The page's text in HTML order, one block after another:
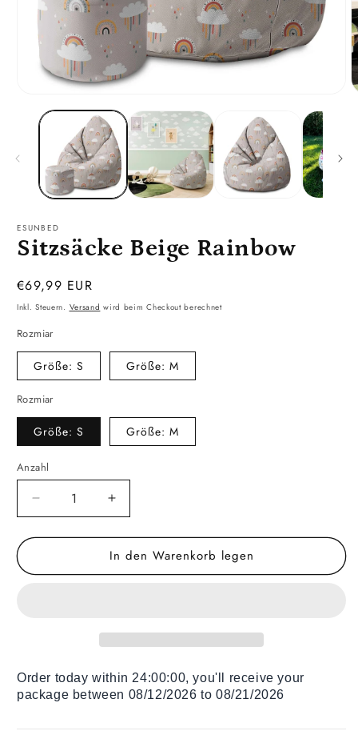
ESUNBED
Sitzsäcke Beige Rainbow
Normaler
Preis
€69,99 EUR
Inkl. Steuern. Versand wird beim Checkout berechnet
Rozmiar
Größe: S Größe: M
Rozmiar
Größe: S Größe: M
Anzahl
Verringere
die
Menge
Sitzsäcke
Erhöhe
die
Menge
für
Sitzsäcke
In den Warenkorb legen
Order today within 24:00:00, you'll receive your
package between 08/12/2026 to 08/21/2026